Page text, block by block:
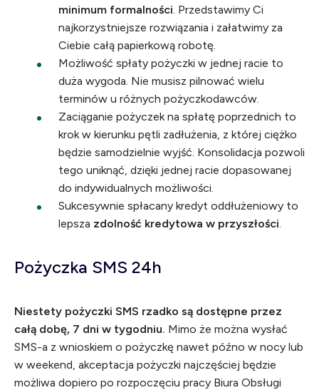
minimum formalności. Przedstawimy Ci
najkorzystniejsze rozwiązania i załatwimy za
Ciebie całą papierkową robotę.
Możliwość spłaty pożyczki w jednej racie to
duża wygoda. Nie musisz pilnować wielu
terminów u różnych pożyczkodawców.
Zaciąganie pożyczek na spłatę poprzednich to
krok w kierunku pętli zadłużenia, z której ciężko
będzie samodzielnie wyjść. Konsolidacja pozwoli
tego uniknąć, dzięki jednej racie dopasowanej
do indywidualnych możliwości.
Sukcesywnie spłacany kredyt oddłużeniowy to
lepsza zdolność kredytowa w przyszłości.
Pożyczka SMS 24h
Niestety pożyczki SMS rzadko są dostępne przez
całą dobę, 7 dni w tygodniu. Mimo że można wysłać
SMS-a z wnioskiem o pożyczkę nawet późno w nocy lub
w weekend, akceptacja pożyczki najczęściej będzie
możliwa dopiero po rozpoczęciu pracy Biura Obsługi